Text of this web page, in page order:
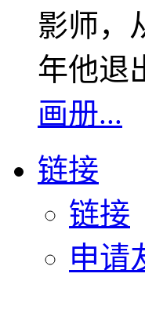
影师，
年他退
画册...
链接
链接
申请